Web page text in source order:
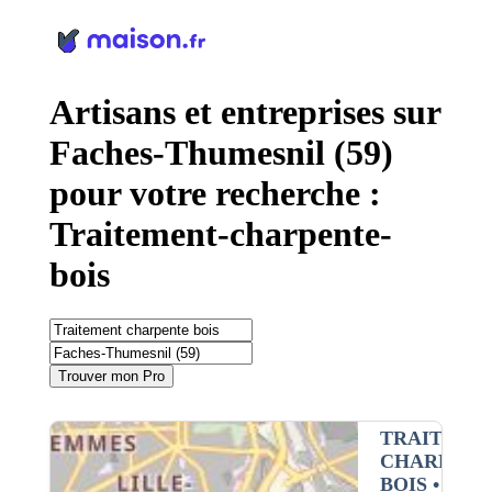
Artisans et entreprises sur
Faches-Thumesnil (59)
pour votre recherche :
Traitement-charpente-
bois
Trouver mon Pro
BOIS•